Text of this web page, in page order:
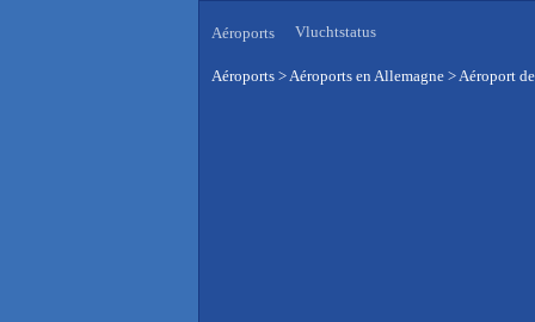
Aéroports Vluchtstatus
Aéroports >Aéroports en Allemagne >Aéroport